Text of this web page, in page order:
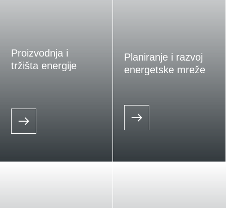
Proizvodnja i
tržišta energije
Planiranje i razvoj
energetske mreže